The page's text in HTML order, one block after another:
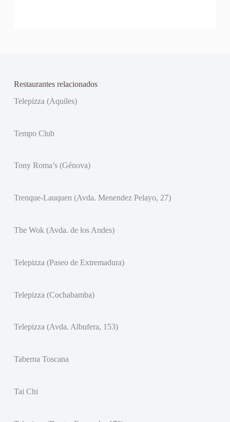
Restaurantes relacionados
Telepizza (Aquiles)
Tempo Club
Tony Roma’s (Génova)
Trenque-Lauquen (Avda. Menendez Pelayo, 27)
The Wok (Avda. de los Andes)
Telepizza (Paseo de Extremadura)
Telepizza (Cochabamba)
Telepizza (Avda. Albufera, 153)
Taberna Toscana
Tai Chi